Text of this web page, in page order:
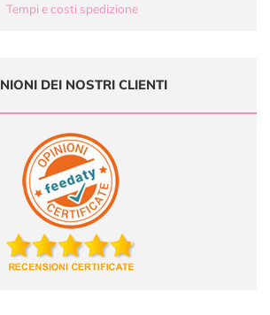
Tempi e costi spedizione
DEI NOSTRI CLIENTI